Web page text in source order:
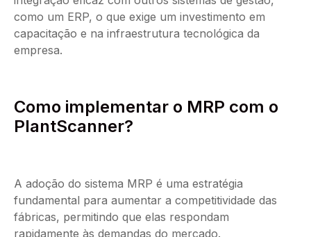
como um ERP, o que exige um investimento em
capacitação e na infraestrutura tecnológica da
empresa.
Como implementar o MRP com o
PlantScanner?
A adoção do sistema MRP é uma estratégia
fundamental para aumentar a competitividade das
fábricas, permitindo que elas respondam
rapidamente às demandas do mercado.